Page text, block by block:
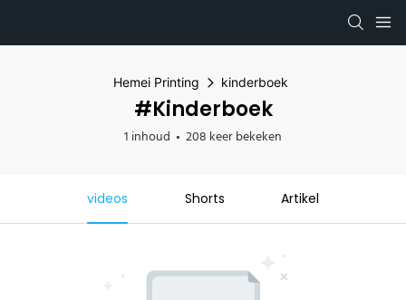
Hemei Printing kinderboek
#kinderboek
1 inhoud 208 keer bekeken
videos Shorts Artikel